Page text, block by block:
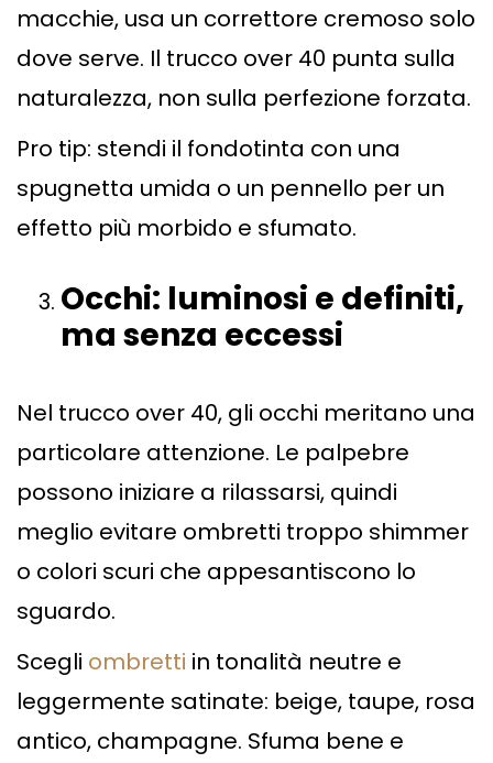
macchie, usa un correttore cremoso solo
dove serve. Il trucco over 40 punta sulla
naturalezza, non sulla perfezione forzata.
Pro tip: stendi il fondotinta con una
spugnetta umida o un pennello per un
effetto più morbido e sfumato.
Occhi: luminosi e definiti,
ma senza eccessi
Nel trucco over 40, gli occhi meritano una
particolare attenzione. Le palpebre
possono iniziare a rilassarsi, quindi
meglio evitare ombretti troppo shimmer
o colori scuri che appesantiscono lo
sguardo.
Scegli ombretti in tonalità neutre e
leggermente satinate: beige, taupe, rosa
antico, champagne. Sfuma bene e